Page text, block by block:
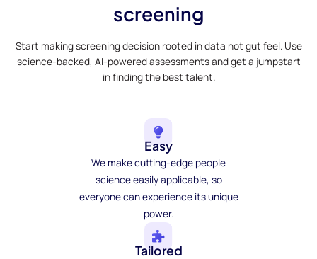
screening
Start making screening decision rooted in data not gut feel. Use
science-backed, AI-powered assessments and get a jumpstart
in finding the best talent.
Easy
We make cutting-edge people
science easily applicable, so
everyone can experience its unique
power.
Tailored